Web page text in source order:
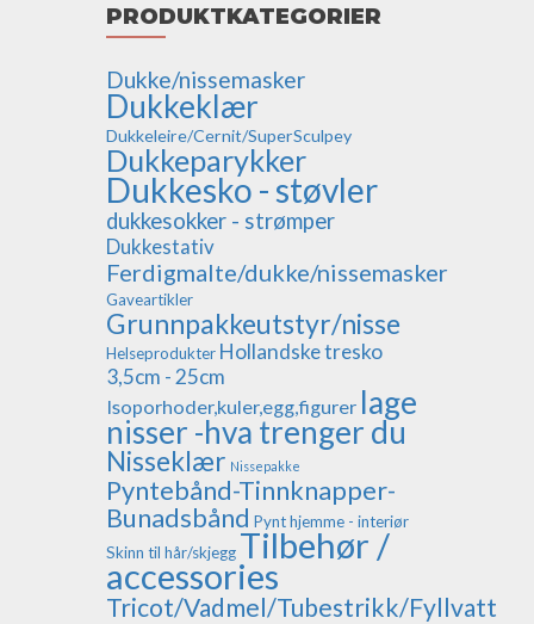
PRODUKTKATEGORIER
Dukke/nissemasker
Dukkeklær
Dukkeleire/Cernit/SuperSculpey
Dukkeparykker
Dukkesko - støvler
dukkesokker - strømper
Dukkestativ
Ferdigmalte/dukke/nissemasker
Gaveartikler
Grunnpakkeutstyr/nisse
Helseprodukter Hollandske tresko
3,5cm - 25cm
Isoporhoder,kuler,egg,figurer lage
nisser -hva trenger du
Nisseklær Nissepakke
Pyntebånd-Tinnknapper-
Bunadsbånd Pynt hjemme - interiør
Skinn til hår/skjegg Tilbehør /
accessories
Tricot/Vadmel/Tubestrikk/Fyllvatt